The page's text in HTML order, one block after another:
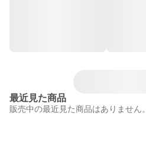
最近見た商品
販売中の最近見た商品はありません。